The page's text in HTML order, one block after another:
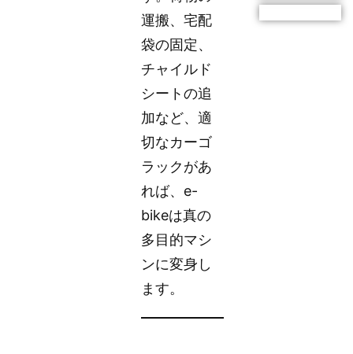
運搬、宅配
袋の固定、
チャイルド
シートの追
加など、適
切なカーゴ
ラックがあ
れば、e-
bikeは真の
多目的マシ
ンに変身し
ます。